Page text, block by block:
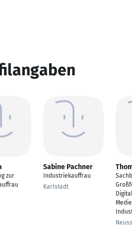
zur
Sabine Pachner
Industriekauffrau
Karlstadt
Neuss